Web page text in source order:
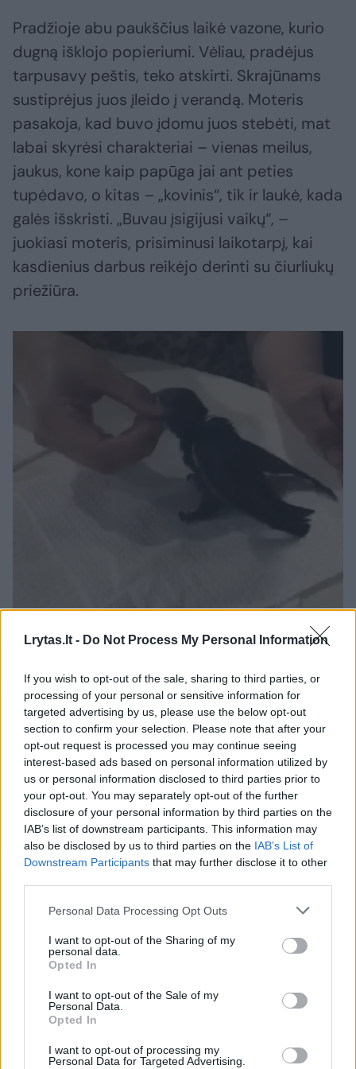
Lrytas.lt - Do Not Process My Personal Information
If you wish to opt-out of the sale, sharing to third parties, or
processing of your personal or sensitive information for
targeted advertising by us, please use the below opt-out
section to confirm your selection. Please note that after your
opt-out request is processed you may continue seeing
interest-based ads based on personal information utilized by
us or personal information disclosed to third parties prior to
your opt-out. You may separately opt-out of the further
disclosure of your personal information by third parties on the
IAB’s list of downstream participants. This information may
also be disclosed by us to third parties on the IAB’s List of
Downstream Participants that may further disclose it to other
Personal Data Processing Opt Outs
I want to opt-out of the Sharing of my
personal data.
Opted In
I want to opt-out of the Sale of my
Personal Data.
Opted In
I want to opt-out of processing my
Personal Data for Targeted Advertising.
Pradžioje abu paukščius laikė vazone, kurio
dugną išklojo popieriumi. Vėliau, pradėjus
tarpusavy peštis, teko atskirti. Skrajūnams
sustiprėjus juos įleido į verandą. Moteris
pasakoja, kad buvo įdomu juos stebėti, mat
labai skyrėsi charakteriai – vienas meilus,
jaukus, kone kaip papūga jai ant peties
tupėdavo, o kitas – „kovinis“, tik ir laukė, kada
galės išskristi. „Buvau įsigijusi vaikų“, –
juokiasi moteris, prisiminusi laikotarpį, kai
kasdienius darbus reikėjo derinti su čiurliukų
priežiūra.
Daugiau nuotraukų (6)
Vieną čiurliuką Patricija rado liepos 7 dieną prie namų
esančioje automobilių stovėjimo aikštelėje, o kitą –
liepos 15-ąją žolėje prie daugiabučio.
Asm. archyvo/mlaikas.lt nuotr.
Smalsūs ir drąsūs
Jurbarkietė sako, kad čiurliai labai smalsūs –
verandoje tupėdami reaguodavo į garsus,
ramūs paukščiai, tik vienas naktimis kiek
patriukšmaudavo. Išnešdavo juos ir į lauką,
leisdavo pamojuoti sparnais, kad stiprėtų.
Sako, kad rūpinantis čiurliais jai labiausiai
buvo neramu, kas bus, jei paukščiai pripras
prie gero gyvenimo ir nebenorės išskristi. Bet
taip neatsitiko. Vienas ėmė ir išskrido po